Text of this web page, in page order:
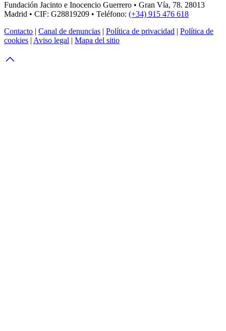
Fundación Jacinto e Inocencio Guerrero • Gran Vía, 78. 28013
Madrid • CIF: G28819209 • Teléfono: (+34) 915 476 618
Contacto | Canal de denuncias | Política de privacidad | Política de
cookies | Aviso legal | Mapa del sitio